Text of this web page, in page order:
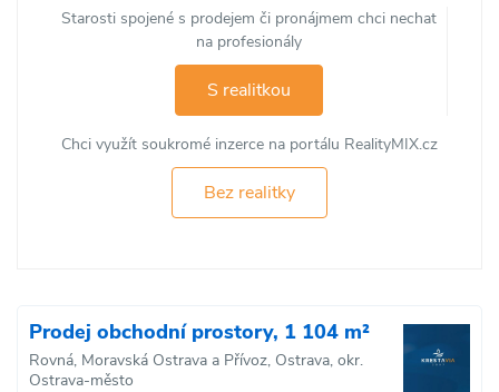
Starosti spojené s prodejem či pronájmem chci nechat
na profesionály
S realitkou
Chci využít soukromé inzerce na portálu RealityMIX.cz
Bez realitky
Prodej obchodní prostory, 1 104 m²
Rovná, Moravská Ostrava a Přívoz, Ostrava, okr.
Ostrava-město